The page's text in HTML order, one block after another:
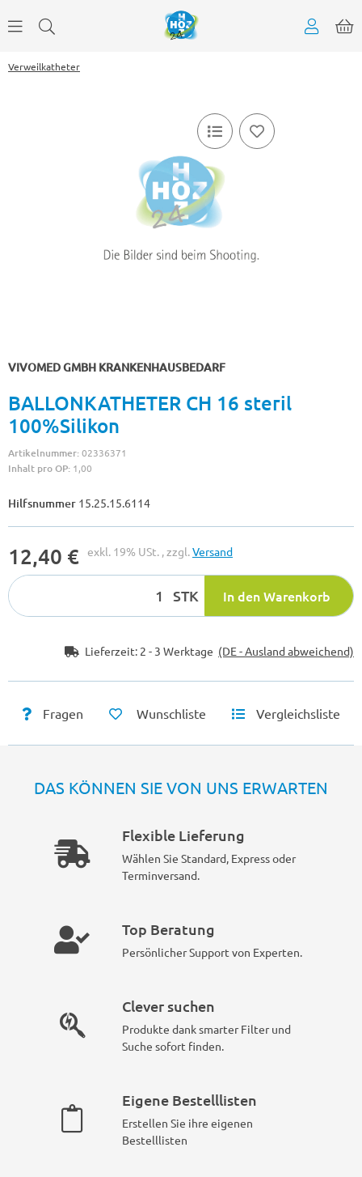
Verweilkatheter
VIVOMED GMBH KRANKENHAUSBEDARF
BALLONKATHETER CH 16 steril
100%Silikon
Artikelnummer:02336371
Inhalt pro OP: 1,00
Hilfsnummer 15.25.15.6114
12,40 € exkl. 19% USt. , zzgl.Versand
STK In den Warenkorb
Lieferzeit: 2 - 3 Werktage (DE - Ausland abweichend)
Fragen Wunschliste Vergleichsliste
DAS KÖNNEN SIE VON UNS ERWARTEN
Flexible Lieferung
Wählen Sie Standard, Express oder
Terminversand.
Top Beratung
Persönlicher Support von Experten.
Clever suchen
Produkte dank smarter Filter und
Suche sofort finden.
Eigene Bestelllisten
Erstellen Sie ihre eigenen
Bestelllisten